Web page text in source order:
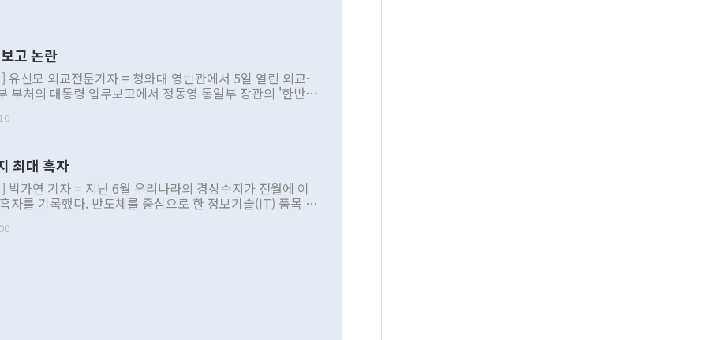
고 논란
유신모 외교전문기자 = 청와대 영빈관에서 5일 열린 외교·
부처의 대통령 업무보고에서 정동영 통일부 장관의 '한반도
부 내 조율을 거치지 않은 사안을 정책으로 추진하겠다고 공
근거한 비현실적 구상'이라는 비판을 내놨다. 그동안 정 장
관련 발언이 물의를 빚은 적은 여러 번 있지만 대통령과 유
공개적으로 부정적 입장을 표명한 것은 이례적이다. 정 장
북 접근법과 월권을 제어해야 한다는 목소리도 높아지고 있
최대 흑자
박가연 기자 = 지난 6월 우리나라의 경상수지가 전월에 이
자를 기록했다. 반도체를 중심으로 한 정보기술(IT) 품목 수
르